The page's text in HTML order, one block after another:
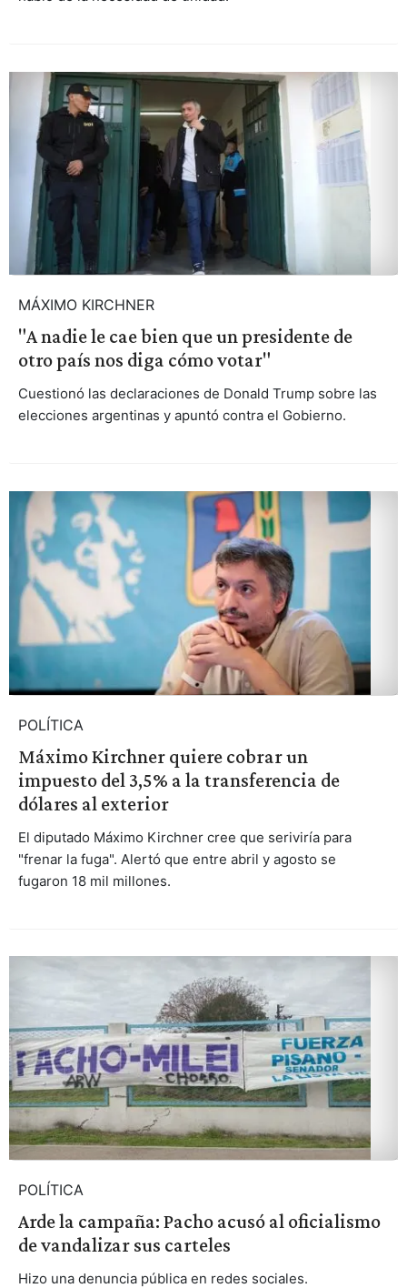
MÁXIMO KIRCHNER
"A nadie le cae bien que un presidente de
otro país nos diga cómo votar"
Cuestionó las declaraciones de Donald Trump sobre las
elecciones argentinas y apuntó contra el Gobierno.
POLÍTICA
Máximo Kirchner quiere cobrar un
impuesto del 3,5% a la transferencia de
dólares al exterior
El diputado Máximo Kirchner cree que seriviría para
"frenar la fuga". Alertó que entre abril y agosto se
fugaron 18 mil millones.
POLÍTICA
Arde la campaña: Pacho acusó al oficialismo
de vandalizar sus carteles
Hizo una denuncia pública en redes sociales.